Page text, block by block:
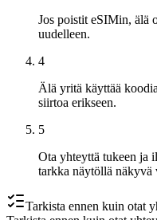
Jos poistit eSIMin, älä
uudelleen.
4
Älä yritä käyttää
siirtoa erikseen.
5
Ota yhteyttä tukeen ja
tarkka näytöllä näkyvä
Tarkista ennen kuin otat